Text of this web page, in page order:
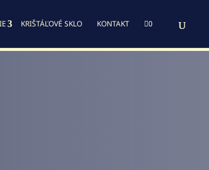
KRIŠTÁĽOVÉ SKLO KONTAKT 0